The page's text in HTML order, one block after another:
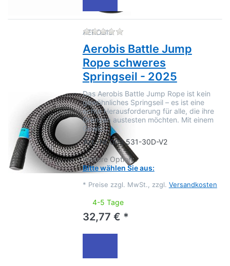
AEROBIS Zu diesem Produkt liegen
Aerobis Battle Jump
Rope schweres
Springseil - 2025
Das Aerobis Battle Jump Rope ist kein
gewöhnliches Springseil – es ist eine
echte Herausforderung für alle, die ihre
Grenzen austesten möchten. Mit einem
Gewic…
Art.-Nr.003.531-30D-V2
Weitere Option:
Bitte wählen Sie aus:
* Preise zzgl. MwSt., zzgl. Versandkosten
4-5 Tage
32,77 € *